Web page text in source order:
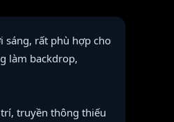
sáng, rất phù hợp cho
làm backdrop,
truyền thông thiếu